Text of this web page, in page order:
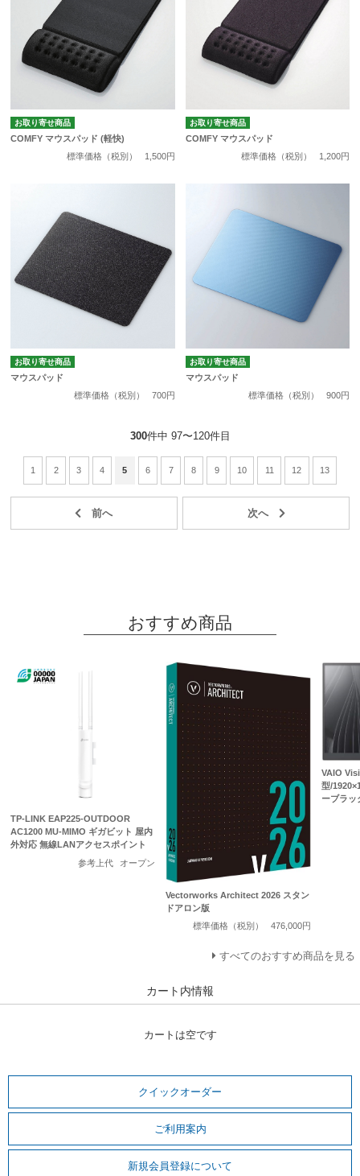
お取り寄せ商品
COMFY マウスパッド (軽快)
標準価格（税別）
1,500円
お取り寄せ商品
COMFY マウスパッド
標準価格（税別）
1,200円
お取り寄せ商品
マウスパッド
標準価格（税別）
700円
お取り寄せ商品
マウスパッド
標準価格（税別）
900円
300件中 97〜120件目
1 2 3 4 5 6 7 8 9 10 11 12 13
おすすめ商品
TP-LINK EAP225-OUTDOOR
AC1200 MU-MIMO ギガビット 屋内
外対応 無線LANアクセスポイント
参考上代
オープン
Vectorworks Architect 2026 スタン
ドアロン版
標準価格（税別）
476,000円
VAIO
型/
ーブラッ
すべてのおすすめ商品を見る
カート内情報
カートは空です
クイックオーダー
ご利用案内
新規会員登録について